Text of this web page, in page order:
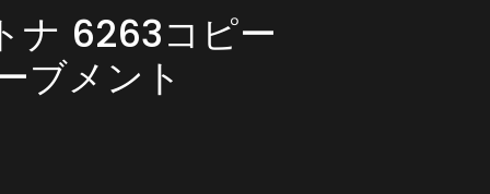
ナ 6263コピー
ブメント